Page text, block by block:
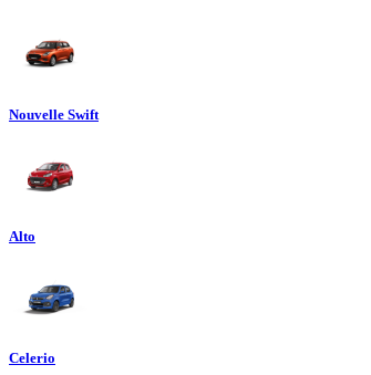
Nouvelle Swift
Alto
Celerio